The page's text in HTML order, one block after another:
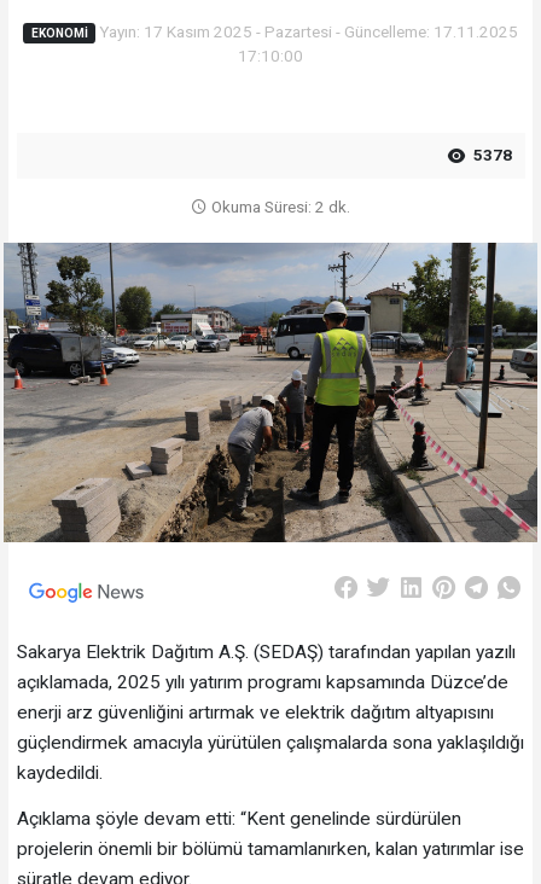
EKONOMI
Yayın: 17 Kasım 2025 - Pazartesi - Güncelleme: 17.11.2025
17:10:00
5378
Okuma Süresi: 2 dk.
Sakarya Elektrik Dağıtım A.Ş. (SEDAŞ) tarafından yapılan yazılı
açıklamada, 2025 yılı yatırım programı kapsamında Düzce’de
enerji arz güvenliğini artırmak ve elektrik dağıtım altyapısını
güçlendirmek amacıyla yürütülen çalışmalarda sona yaklaşıldığı
kaydedildi.
Açıklama şöyle devam etti: “Kent genelinde sürdürülen
projelerin önemli bir bölümü tamamlanırken, kalan yatırımlar ise